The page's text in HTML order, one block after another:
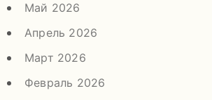
Май 2026
Апрель 2026
Март 2026
Февраль 2026